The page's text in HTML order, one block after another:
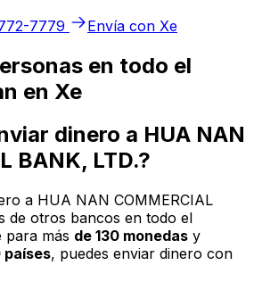
7779
Envía con Xe
en todo el
en Xe
dinero a HUA NAN
BANK, LTD.?
a HUA NAN COMMERCIAL
de otros bancos en todo el
para más de 130 monedas y
países, puedes enviar dinero con